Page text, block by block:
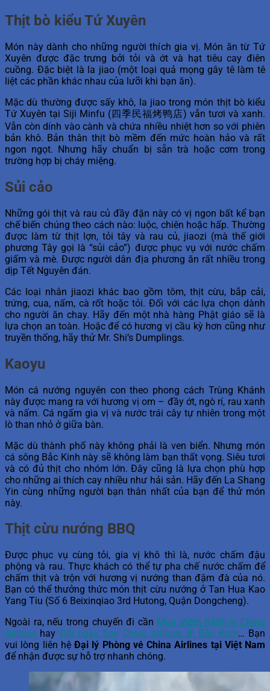
Thịt bò kiểu Tứ Xuyên
Món này dành cho những người thích gia vị. Món ăn từ Tứ
Xuyên được đặc trưng bởi tỏi và ớt và hạt tiêu cay điên
cuồng. Đặc biệt là la jiao (một loại quả mọng gây tê làm tê
liệt các phần khác nhau của lưỡi khi bạn ăn).
Mặc dù thường được sấy khô, la jiao trong món thịt bò kiểu
Tứ Xuyên tại Siji Minfu (四季民福烤鸭店) vẫn tươi và xanh.
Vẫn còn dính vào cành và chứa nhiều nhiệt hơn so với phiên
bản khô. Bản thân thịt bò mềm đến mức hoàn hảo và rất
ngon ngọt. Nhưng hãy chuẩn bị sẵn trà hoặc cơm trong
trường hợp bị cháy miệng.
Sủi cảo
Những gói thịt và rau củ đầy đặn này có vị ngon bất kể bạn
chế biến chúng theo cách nào: luộc, chiên hoặc hấp. Thường
được làm từ thịt lợn, tỏi tây và rau củ, jiaozi (mà thế giới
phương Tây gọi là “sủi cảo”) được phục vụ với nước chấm
giấm và mè. Được người dân địa phương ăn rất nhiều trong
dịp Tết Nguyên đán.
Các loại nhân jiaozi khác bao gồm tôm, thịt cừu, bắp cải,
trứng, cua, nấm, cà rốt hoặc tỏi. Đối với các lựa chọn dành
cho người ăn chay. Hãy đến một nhà hàng Phật giáo sẽ là
lựa chọn an toàn. Hoặc để có hương vị cầu kỳ hơn cũng như
truyền thống, hãy thử Mr. Shi’s Dumplings.
Kaoyu
Món cá nướng nguyên con theo phong cách Trùng Khánh
này được mang ra với hương vị om – đầy ớt, ngò rí, rau xanh
và nấm. Cá ngấm gia vị và nước trái cây tự nhiên trong một
lò than nhỏ ở giữa bàn.
Mặc dù thành phố này không phải là ven biển. Nhưng món
cá sông Bắc Kinh này sẽ không làm bạn thất vọng. Siêu tươi
và có đủ thịt cho nhóm lớn. Đây cũng là lựa chọn phù hợp
cho những ai thích cay nhiều như hải sản. Hãy đến La Shang
Yin cùng những người bạn thân nhất của bạn để thử món
này.
Thịt cừu nướng BBQ
Được phục vụ cùng tỏi, gia vị khô thì là, nước chấm đậu
phộng và rau. Thực khách có thể tự pha chế nước chấm để
chấm thịt và trộn với hương vị nướng than đậm đà của nó.
Bạn có thể thưởng thức món thịt cừu nướng ở Tan Hua Kao
Yang Tiu (Số 6 Beixinqiao 3rd Hutong, Quận Dongcheng).
Ngoài ra, nếu trong chuyến đi cần Mua thêm hành lý China
Airlines hay Đổi ngày bay China Airlines đi Bắc Kinh… Bạn
vui lòng liên hệ Đại lý Phòng vé China Airlines tại Việt Nam
để nhận được sự hỗ trợ nhanh chóng.